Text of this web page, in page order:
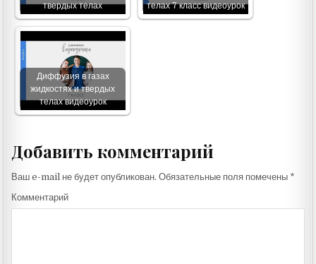
твердых телах
телах 7 класс видеоурок
Диффузия в газах
жидкостях и твердых
телах видеоурок
Добавить комментарий
Ваш e-mail не будет опубликован. Обязательные поля помечены *
Комментарий